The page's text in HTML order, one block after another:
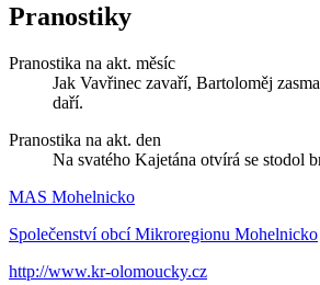
Pranostiky
Pranostika na akt. měsíc
Jak Vavřinec zavaří, Bartoloměj
daří.
Pranostika na akt. den
Na svatého Kajetána otvírá se stodol
MAS Mohelnicko
Společenství obcí Mikroregionu Mohelnicko
http://www.kr-olomoucky.cz